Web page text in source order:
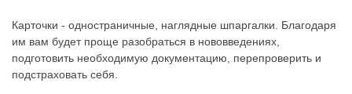
Карточки - одностраничные, наглядные шпаргалки. Благодаря
им вам будет проще разобраться в нововведениях,
подготовить необходимую документацию, перепроверить и
подстраховать себя.